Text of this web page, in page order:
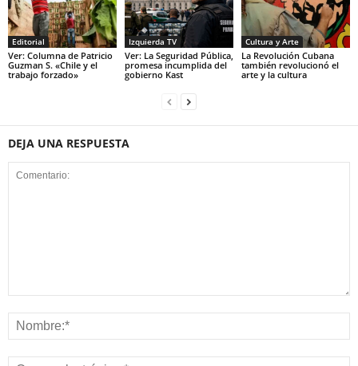
Editorial
Ver: Columna de Patricio
Guzman S. «Chile y el
trabajo forzado»
Izquierda TV
Ver: La Seguridad Pública,
promesa incumplida del
gobierno Kast
Cultura y Arte
La Revolución Cubana
también revolucionó el
arte y la cultura
DEJA UNA RESPUESTA